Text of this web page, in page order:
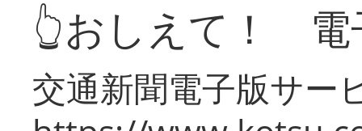
👆おしえて！ 電
交通新聞電子版サー